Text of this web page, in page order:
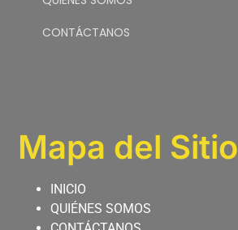
CONTÁCTANOS
Mapa del Sitio
INICIO
QUIÉNES SOMOS